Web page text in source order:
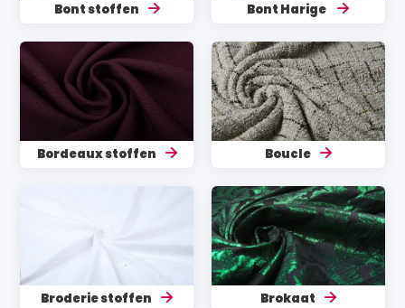
Bont stoffen Bont Harige
Bordeaux stoffen Boucle
Broderie stoffen Brokaat